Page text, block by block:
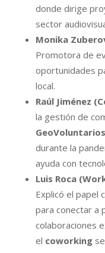
donde dirige
sector
Monika
Promotora de
oportunidades
local.
Raúl Jiménez
la gestión de
GeoVoluntarios
durante la
ayuda con
Luis Roca
Explicó el papel
para conectar a
colaboraciones
el coworkingse